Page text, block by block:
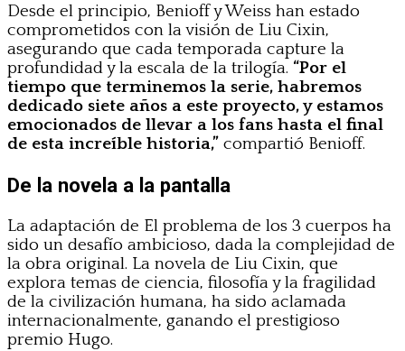
Desde el principio, Benioff y Weiss han estado
comprometidos con la visión de Liu Cixin,
asegurando que cada temporada capture la
profundidad y la escala de la trilogía. “Por el
tiempo que terminemos la serie, habremos
dedicado siete años a este proyecto, y estamos
emocionados de llevar a los fans hasta el final
de esta increíble historia,” compartió Benioff.
De la novela a la pantalla
La adaptación de El problema de los 3 cuerpos ha
sido un desafío ambicioso, dada la complejidad de
la obra original. La novela de Liu Cixin, que
explora temas de ciencia, filosofía y la fragilidad
de la civilización humana, ha sido aclamada
internacionalmente, ganando el prestigioso
premio Hugo.